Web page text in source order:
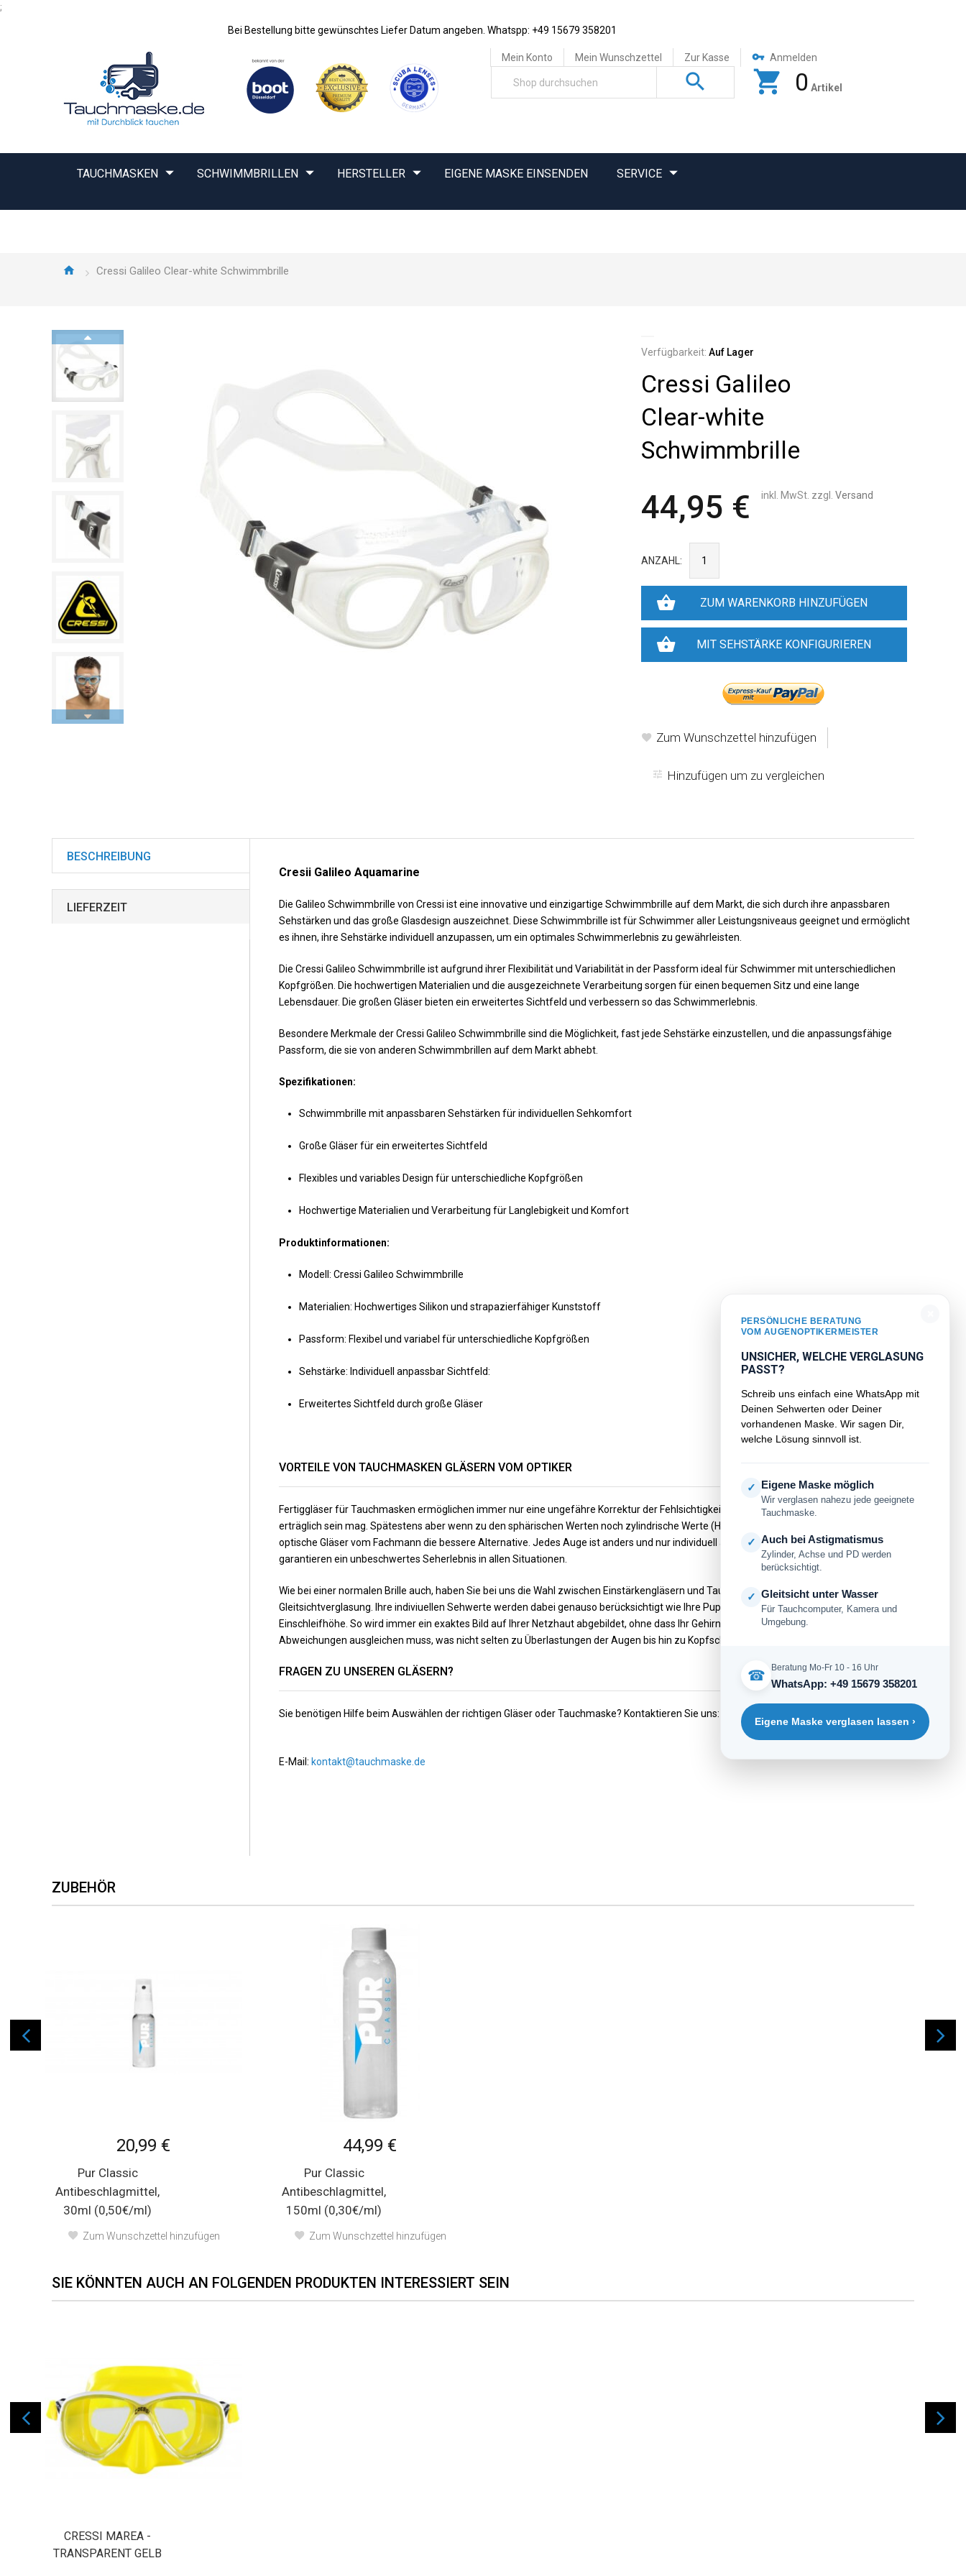
;
Mein Konto Mein Wunschzettel Zur Kasse Anmelden
Bei Bestellung bitte gewünschtes Liefer Datum angeben. Whatspp: +49 15679 358201
0 Artikel
TAUCHMASKEN SCHWIMMBRILLEN HERSTELLER EIGENE MASKE EINSENDEN SERVICE
Cressi Galileo Clear-white Schwimmbrille
Verfügbarkeit: Auf Lager
Cressi Galileo
Clear-white
Schwimmbrille
44,95 € inkl. MwSt. zzgl. Versand
ANZAHL:
ZUM WARENKORB HINZUFÜGEN
MIT SEHSTÄRKE KONFIGURIEREN
Zum Wunschzettel hinzufügen
Hinzufügen um zu vergleichen
BESCHREIBUNG
LIEFERZEIT
Cresii Galileo Aquamarine
Die Galileo Schwimmbrille von Cressi ist eine innovative und einzigartige Schwimmbrille auf dem Markt, die sich durch ihre anpassbaren
Sehstärken und das große Glasdesign auszeichnet. Diese Schwimmbrille ist für Schwimmer aller Leistungsniveaus geeignet und ermöglicht
es ihnen, ihre Sehstärke individuell anzupassen, um ein optimales Schwimmerlebnis zu gewährleisten.
Die Cressi Galileo Schwimmbrille ist aufgrund ihrer Flexibilität und Variabilität in der Passform ideal für Schwimmer mit unterschiedlichen
Kopfgrößen. Die hochwertigen Materialien und die ausgezeichnete Verarbeitung sorgen für einen bequemen Sitz und eine lange
Lebensdauer. Die großen Gläser bieten ein erweitertes Sichtfeld und verbessern so das Schwimmerlebnis.
Besondere Merkmale der Cressi Galileo Schwimmbrille sind die Möglichkeit, fast jede Sehstärke einzustellen, und die anpassungsfähige
Passform, die sie von anderen Schwimmbrillen auf dem Markt abhebt.
Spezifikationen:
Schwimmbrille mit anpassbaren Sehstärken für individuellen Sehkomfort
Große Gläser für ein erweitertes Sichtfeld
Flexibles und variables Design für unterschiedliche Kopfgrößen
Hochwertige Materialien und Verarbeitung für Langlebigkeit und Komfort
Produktinformationen:
Modell: Cressi Galileo Schwimmbrille
Materialien: Hochwertiges Silikon und strapazierfähiger Kunststoff
Passform: Flexibel und variabel für unterschiedliche Kopfgrößen
Sehstärke: Individuell anpassbar Sichtfeld:
Erweitertes Sichtfeld durch große Gläser
VORTEILE VON TAUCHMASKEN GLÄSERN VOM OPTIKER
Fertiggläser für Tauchmasken ermöglichen immer nur eine ungefähre Korrektur der Fehlsichtigkeit, was bei geringen Sehwerten noch
erträglich sein mag. Spätestens aber wenn zu den sphärischen Werten noch zylindrische Werte (Hornhautverkrümmung) dazukommen, sind
optische Gläser vom Fachmann die bessere Alternative. Jedes Auge ist anders und nur individuell angepasste Gläser vom Optiker
garantieren ein unbeschwertes Seherlebnis in allen Situationen.
Wie bei einer normalen Brille auch, haben Sie bei uns die Wahl zwischen Einstärkengläsern und Tauchmasken mit Bifokal- oder
Gleitsichtverglasung. Ihre indiviuellen Sehwerte werden dabei genauso berücksichtigt wie Ihre Pupillendistanz und die erforderliche
Einschleifhöhe. So wird immer ein exaktes Bild auf Ihrer Netzhaut abgebildet, ohne dass Ihr Gehirn die bei Fertiggläsern unvermeidbaren
Abweichungen ausgleichen muss, was nicht selten zu Überlastungen der Augen bis hin zu Kopfschmerzen und Übelkeit führt.
FRAGEN ZU UNSEREN GLÄSERN?
Sie benötigen Hilfe beim Auswählen der richtigen Gläser oder Tauchmaske? Kontaktieren Sie uns:
E-Mail: kontakt@tauchmaske.de
ZUBEHÖR
20,99 €
Pur Classic
Antibeschlagmittel,
30ml (0,50€/ml)
Zum Wunschzettel hinzufügen
44,99 €
Pur Classic
Antibeschlagmittel,
150ml (0,30€/ml)
Zum Wunschzettel hinzufügen
SIE KÖNNTEN AUCH AN FOLGENDEN PRODUKTEN INTERESSIERT SEIN
CRESSI MAREA -
TRANSPARENT GELB
PERSÖNLICHE BERATUNG
VOM AUGENOPTIKERMEISTER
UNSICHER, WELCHE VERGLASUNG
PASST?
Schreib uns einfach eine WhatsApp mit
Deinen Sehwerten oder Deiner
vorhandenen Maske. Wir sagen Dir,
welche Lösung sinnvoll ist.
✓ Eigene Maske möglich
Wir verglasen nahezu jede geeignete
Tauchmaske.
✓ Auch bei Astigmatismus
Zylinder, Achse und PD werden
berücksichtigt.
✓ Gleitsicht unter Wasser
Für Tauchcomputer, Kamera und
Umgebung.
☎
Beratung Mo-Fr 10 - 16 Uhr
WhatsApp: +49 15679 358201
Eigene Maske verglasen lassen ›